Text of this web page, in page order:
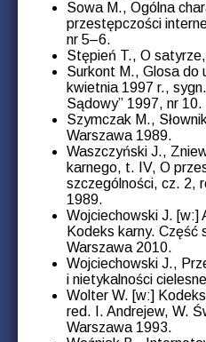
Sowa M., Ogólna
przestępczości
nr 5–6.
Stępień T., O
Surkont M., Glosa do
kwietnia 1997 r.,
Sądowy” 1997, nr 10.
Szymczak M.,
Warszawa 1989.
Waszczyński J.,
karnego, t. IV, O
szczególności, cz. 2,
1989.
Wojciechowski J. [w:]
Kodeks karny.
Warszawa 2010.
Wojciechowski J.,
i nietykalności
Wolter W. [w:]
red. I. Andrejew, W.
Warszawa 1993.